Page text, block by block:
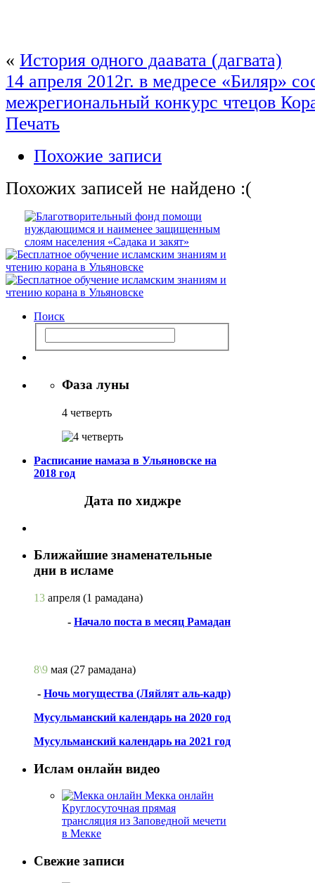
« История одного даавата (дагвата)
14 апреля 2012г. в медресе «Биляр»
межрегиональный конкурс чтецов
Печать
Похожие записи
Похожих записей не найдено :(
Поиск
Фаза луны
4 четверть
Расписание намаза в Ульяновске на
2018 год
Дата по хиджре
Ближайшие знаменательные
дни в исламе
13 апреля (1 рамадана)
- Начало поста в месяц Рамадан
8\9 мая (27 рамадана)
- Ночь могущества (Ляйлят аль-кадр)
Мусульманский календарь на 2020 год
Мусульманский календарь на 2021 год
Ислам онлайн видео
Мекка онлайн
Круглосуточная прямая
трансляция из Заповедной мечети
в Мекке
Свежие записи